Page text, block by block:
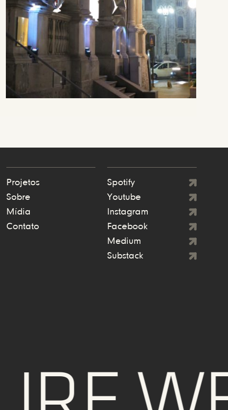
Projetos
Sobre
Mídia
Contato
Spotify
Youtube
Instagram
Facebook
Medium
Substack